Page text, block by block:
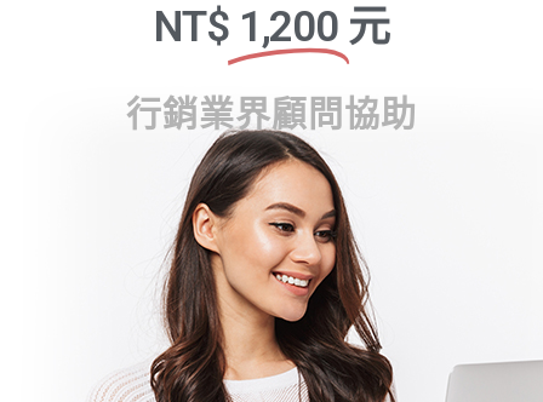
NT$ 1,200 元
行銷業界顧問協助